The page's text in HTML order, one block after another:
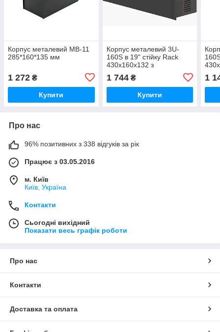
Корпус металевий MB-11
285*160*135 мм
1 272 ₴
Купити
Корпус металевий 3U-
160S в 19" стійку Rack
430х160х132 з
1 744₴
Купити
1
Про нас
96% позитивних з 338 відгуків за рік
Працює з 03.05.2016
м. Київ
Київ, Україна
Контакти
Сьогодні вихідний
Показати весь графік роботи
Про нас
Контакти
Доставка та оплата